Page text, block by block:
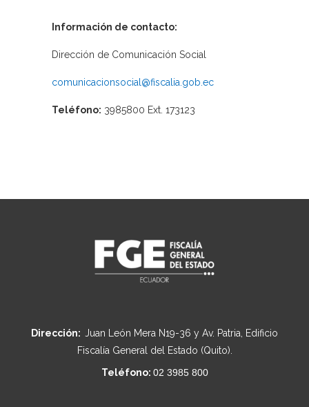
Información de contacto:
Dirección de Comunicación Social
comunicacionsocial@fiscalia.gob.ec
Teléfono: 3985800 Ext. 173123
Dirección: Juan León Mera N19-36 y Av. Patria, Edificio
Fiscalía General del Estado (Quito).
Teléfono: 02 3985 800